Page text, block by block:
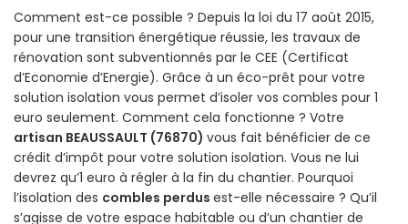
Comment est-ce possible ? Depuis la loi du 17 août 2015,
pour une transition énergétique réussie, les travaux de
rénovation sont subventionnés par le CEE (Certificat
d’Economie d’Energie). Grâce à un éco-prêt pour votre
solution isolation vous permet d’isoler vos combles pour 1
euro seulement. Comment cela fonctionne ? Votre
artisan BEAUSSAULT (76870) vous fait bénéficier de ce
crédit d’impôt pour votre solution isolation. Vous ne lui
devrez qu’1 euro à régler à la fin du chantier. Pourquoi
l’isolation des combles perdus est-elle nécessaire ? Qu’il
s’agisse de votre espace habitable ou d’un chantier de